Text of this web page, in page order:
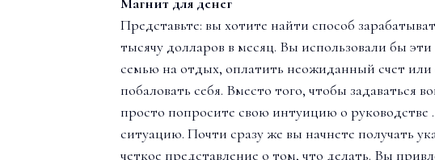
Представьте: вы хотите найти способ
тысячу долларов в месяц. Вы использовали бы
семью на отдых, оплатить неожиданный счет или
побаловать себя. Вместо того, чтобы задаваться
просто попросите свою интуицию о руководстве
ситуацию. Почти сразу же вы начнете получать
четкое представление о том, что делать. Вы